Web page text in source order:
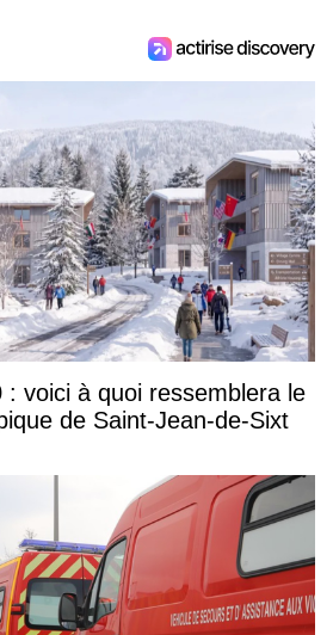
: voici à quoi ressemblera le
de Saint-Jean-de-Sixt